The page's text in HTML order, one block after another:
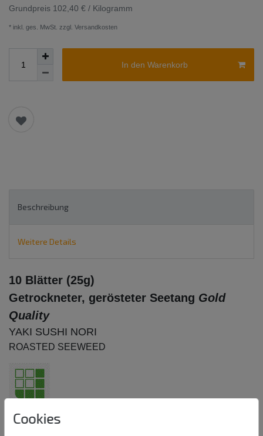
Grundpreis 102,40 € / Kilogramm
* inkl. ges. MwSt. zzgl. Versandkosten
In den Warenkorb
Beschreibung
Weitere Details
10 Blätter (25g)
Getrockneter, gerösteter Seetang Gold
Quality
YAKI SUSHI NORI
ROASTED SEEWEED
Cookies